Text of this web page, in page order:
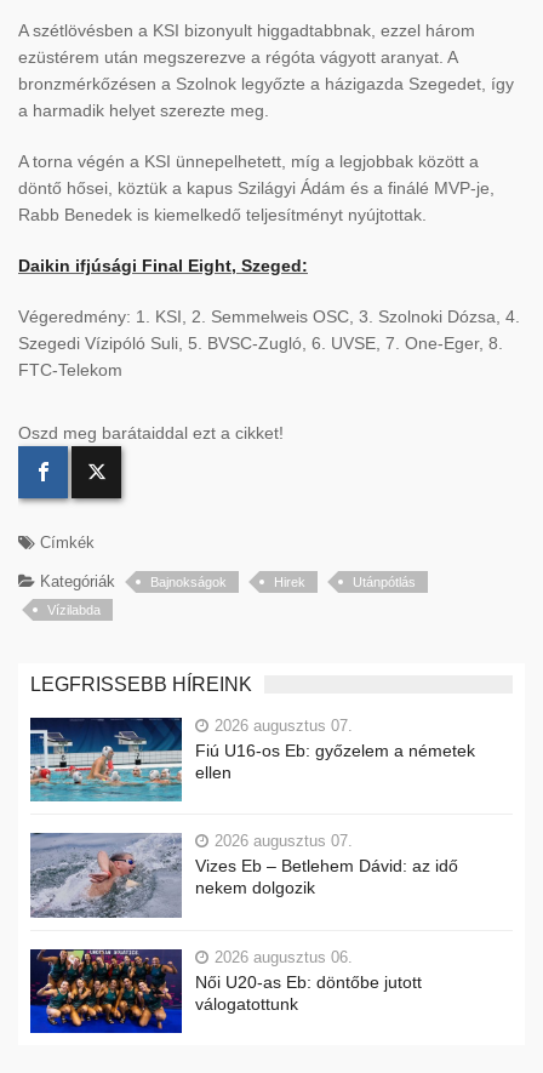
A szétlövésben a KSI bizonyult higgadtabbnak, ezzel három
ezüstérem után megszerezve a régóta vágyott aranyat. A
bronzmérkőzésen a Szolnok legyőzte a házigazda Szegedet, így
a harmadik helyet szerezte meg.
A torna végén a KSI ünnepelhetett, míg a legjobbak között a
döntő hősei, köztük a kapus Szilágyi Ádám és a finálé MVP-je,
Rabb Benedek is kiemelkedő teljesítményt nyújtottak.
Daikin ifjúsági Final Eight, Szeged:
Végeredmény: 1. KSI, 2. Semmelweis OSC, 3. Szolnoki Dózsa, 4.
Szegedi Vízipóló Suli, 5. BVSC-Zugló, 6. UVSE, 7. One-Eger, 8.
FTC-Telekom
Oszd meg barátaiddal ezt a cikket!
Címkék
Kategóriák Bajnokságok Hirek
Utánpótlás
Vízilabda
LEGFRISSEBB HÍREINK
2026 augusztus 07.
Fiú U16-os Eb: győzelem a németek
ellen
2026 augusztus 07.
Vizes Eb – Betlehem Dávid: az idő
nekem dolgozik
2026 augusztus 06.
Női U20-as Eb: döntőbe jutott
válogatottunk